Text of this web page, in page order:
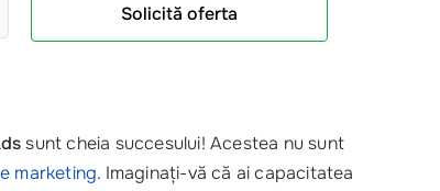
Solicită oferta
sunt cheia succesului! Acestea nu sunt
marketing. Imaginați-vă că ai capacitatea